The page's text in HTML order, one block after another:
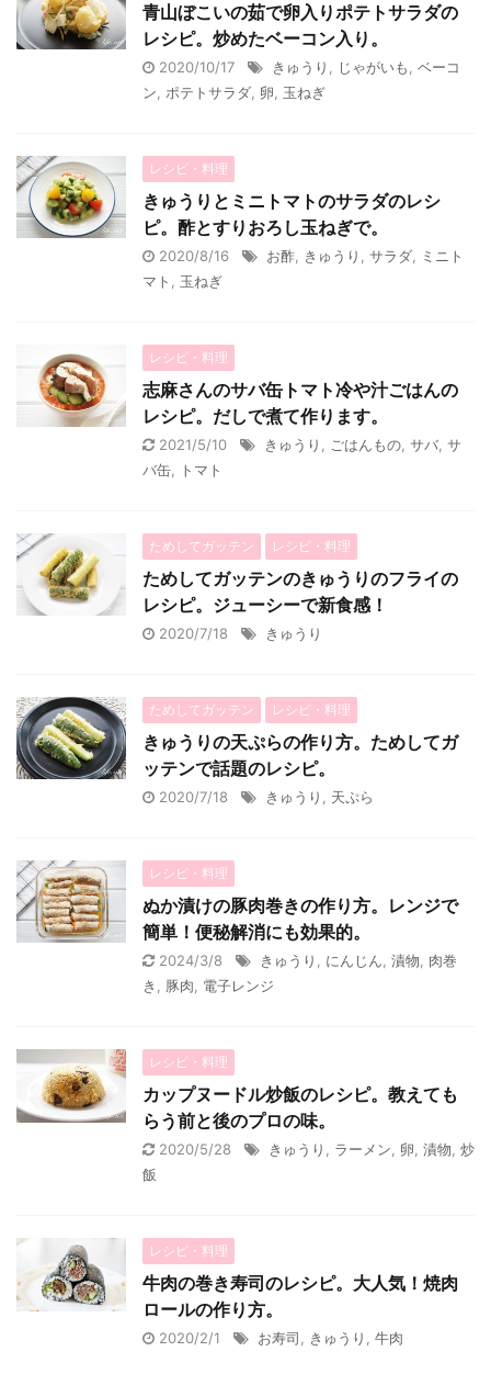
青山ぼこいの茹で卵入りポテトサラダの
レシピ。炒めたベーコン入り。
2020/10/17 きゅうり じゃがいも
ベーコ
ン
ポテトサラダ 卵 玉ねぎ
レシピ・料理
きゅうりとミニトマトのサラダのレシ
ピ。酢とすりおろし玉ねぎで。
2020/8/16 お酢 きゅうり サラダ
ミニト
マト
玉ねぎ
レシピ・料理
志麻さんのサバ缶トマト冷や汁ごはんの
レシピ。だしで煮て作ります。
2021/5/10 きゅうり ごはんもの サバ サ
バ缶
トマト
ためしてガッテン レシピ・料理
ためしてガッテンのきゅうりのフライの
レシピ。ジューシーで新食感！
2020/7/18 きゅうり
ためしてガッテン レシピ・料理
きゅうりの天ぷらの作り方。ためしてガ
ッテンで話題のレシピ。
2020/7/18 きゅうり 天ぷら
レシピ・料理
ぬか漬けの豚肉巻きの作り方。レンジで
簡単！便秘解消にも効果的。
2024/3/8 きゅうり にんじん 漬物
肉巻
き
豚肉 電子レンジ
レシピ・料理
カップヌードル炒飯のレシピ。教えても
らう前と後のプロの味。
2020/5/28 きゅうり ラーメン 卵 漬物 炒
飯
レシピ・料理
牛肉の巻き寿司のレシピ。大人気！焼肉
ロールの作り方。
2020/2/1 お寿司 きゅうり 牛肉